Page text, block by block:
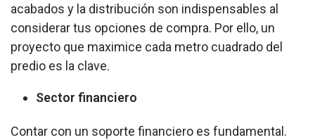
acabados y la distribución son indispensables al
considerar tus opciones de compra. Por ello, un
proyecto que maximice cada metro cuadrado del
predio es la clave.
Sector financiero
Contar con un soporte financiero es fundamental.